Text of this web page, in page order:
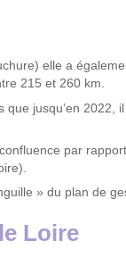
elle a
215 et 260 km.
jusqu’en 2022, il
par
» du plan de
Loire